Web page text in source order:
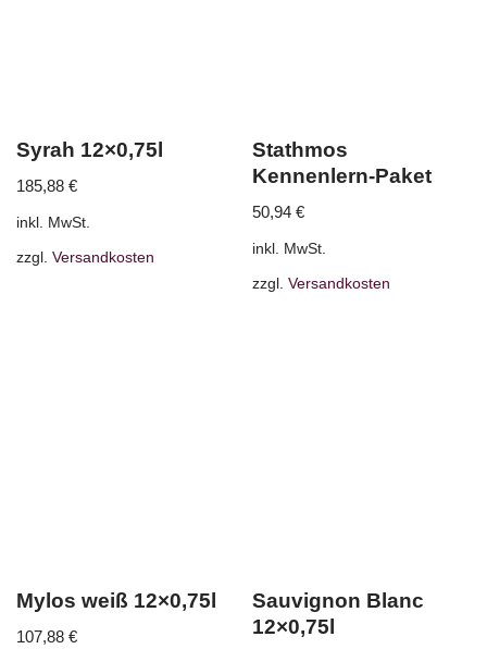
Syrah 12×0,75l
185,88 €
inkl. MwSt.
zzgl. Versandkosten
Stathmos
Kennenlern-Paket
50,94€
inkl. MwSt.
zzgl.Versandkosten
Mylos weiß 12×0,75l
107,88 €
Sauvignon Blanc
12×0,75l